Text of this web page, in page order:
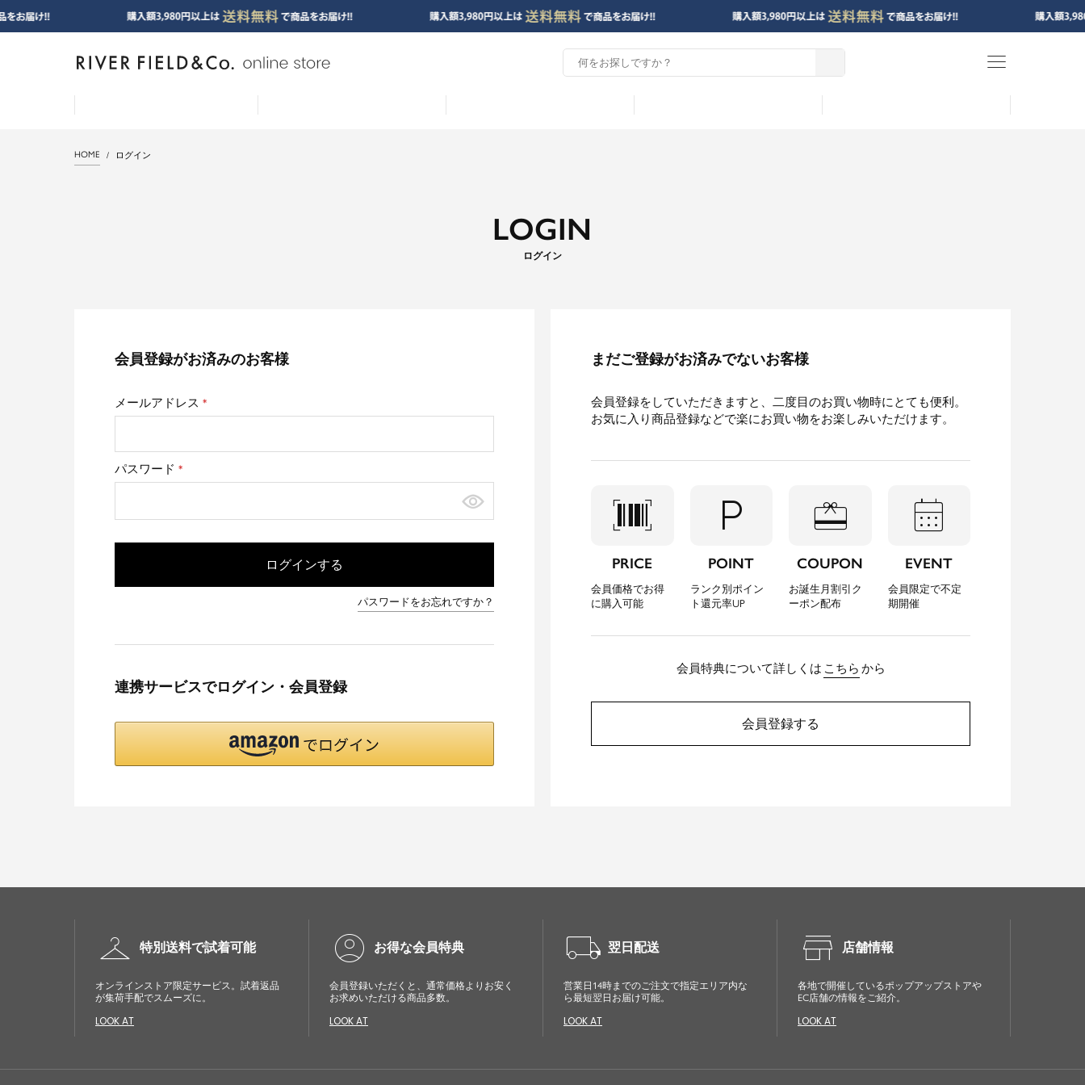
menu
HOME ログイン
LOGIN
ログイン
会員登録がお済みのお客様
メールアドレス
パスワード
ログインする
パスワードをお忘れですか？
連携サービスでログイン・会員登録
まだご登録がお済みでないお客様
会員登録をしていただきますと、二度目のお買い物時にとても便利。
お気に入り商品登録などで楽にお買い物をお楽しみいただけます。
barcode_scanner
PRICE
会員価格でお得
に購入可能
local_parking
POINT
ランク別ポイン
ト還元率UP
redeem
COUPON
お誕生月割引ク
ーポン配布
calendar_month
EVENT
会員限定で不定
期開催
会員特典について詳しくは こちら から
会員登録する
checkroom 特別送料で試着可能
オンラインストア限定サービス。試着返品
が集荷手配でスムーズに。
LOOK AT
account_circle お得な会員特典
会員登録いただくと、通常価格よりお安く
お求めいただける商品多数。
LOOK AT
local_shipping 翌日配送
営業日14時までのご注文で指定エリア内な
ら最短翌日お届け可能。
LOOK AT
store 店舗情報
各地で開催しているポップアップストアや
EC店舗の情報をご紹介。
LOOK AT